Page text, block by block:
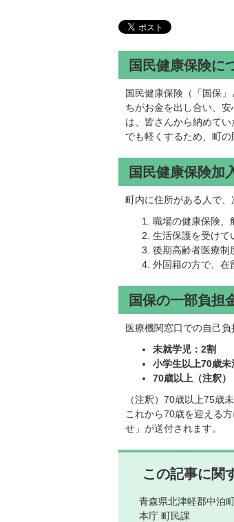
国民健康保険に
国民健康保険（「国保
ちがお金を出し合い、
は、皆さんから納めて
でも軽くするため、町の
国民健康保険加
町内に住所がある人で、
職場の健康保険、
生活保護を受けて
後期高齢者医療制
外国籍の方で、在
国保の一部負担
医療機関窓口での自己
未就学児：2割
小学生以上70歳未
70歳以上（注釈）
（注釈）70歳以上75歳
これから70歳を迎える
せ」が送付されます。
この記事に関
青森県北津軽郡中泊
本庁 町民課